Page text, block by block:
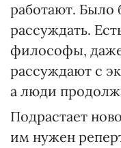
работают. Было
рассуждать.
философы,
рассуждают с
а люди
Подрастает
им нужен